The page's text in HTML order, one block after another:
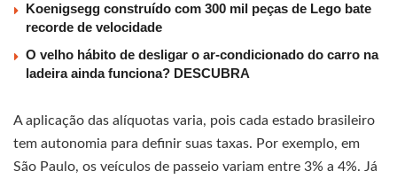
Koenigsegg construído com 300 mil peças de Lego bate
recorde de velocidade
O velho hábito de desligar o ar-condicionado do carro na
ladeira ainda funciona? DESCUBRA
A aplicação das alíquotas varia, pois cada estado brasileiro
tem autonomia para definir suas taxas. Por exemplo, em
São Paulo, os veículos de passeio variam entre 3% a 4%. Já